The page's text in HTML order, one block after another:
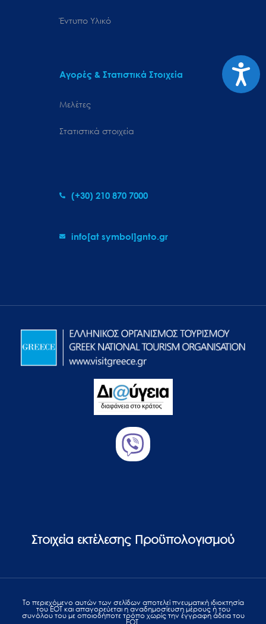
Έντυπο Υλικό
Αγορές & Στατιστικά Στοιχεία
Μελέτες
Στατιστικά στοιχεία
(+30) 210 870 7000
info[at symbol]gnto.gr
Στοιχεία εκτέλεσης Προϋπολογισμού
Το περιεχόμενο αυτών των σελίδων αποτελεί πvευματική ιδιοκτησία
του ΕΟΤ και απαγορεύεται η αναδημοσίευση μέρους ή του
συνόλου του με οποιοδήποτε τρόπο χωρίς την έγγραφη άδεια του
ΕΟΤ.